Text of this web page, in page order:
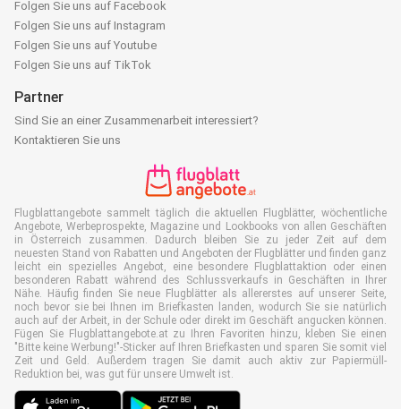
Folgen Sie uns auf Facebook
Folgen Sie uns auf Instagram
Folgen Sie uns auf Youtube
Folgen Sie uns auf TikTok
Partner
Sind Sie an einer Zusammenarbeit interessiert?
Kontaktieren Sie uns
Flugblattangebote sammelt täglich die aktuellen Flugblätter, wöchentliche
Angebote, Werbeprospekte, Magazine und Lookbooks von allen Geschäften
in Österreich zusammen. Dadurch bleiben Sie zu jeder Zeit auf dem
neuesten Stand von Rabatten und Angeboten der Flugblätter und finden ganz
leicht ein spezielles Angebot, eine besondere Flugblattaktion oder einen
besonderen Rabatt während des Schlussverkaufs in Geschäften in Ihrer
Nähe. Häufig finden Sie neue Flugblätter als allererstes auf unserer Seite,
noch bevor sie bei Ihnen im Briefkasten landen, wodurch Sie sie natürlich
auch auf der Arbeit, in der Schule oder direkt im Geschäft angucken können.
Fügen Sie Flugblattangebote.at zu Ihren Favoriten hinzu, kleben Sie einen
"Bitte keine Werbung!"-Sticker auf Ihren Briefkasten und sparen Sie somit viel
Zeit und Geld. Außerdem tragen Sie damit auch aktiv zur Papiermüll-
Reduktion bei, was gut für unsere Umwelt ist.